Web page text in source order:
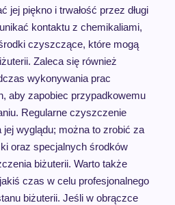
jej piękno i trwałość przez długi
kontaktu z chemikaliami,
czyszczące, które mogą
Zaleca się również
wykonywania prac
aby zapobiec przypadkowemu
Regularne czyszczenie
wyglądu; można to zrobić za
oraz specjalnych środków
biżuterii. Warto także
czas w celu profesjonalnego
biżuterii. Jeśli w obrączce